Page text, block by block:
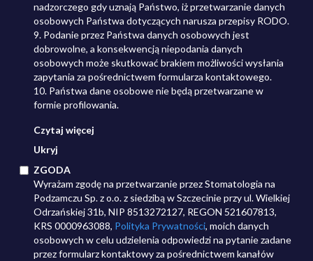
nadzorczego gdy uznają Państwo, iż przetwarzanie danych
osobowych Państwa dotyczących narusza przepisy RODO.
9. Podanie przez Państwa danych osobowych jest
dobrowolne, a konsekwencją niepodania danych
osobowych może skutkować brakiem możliwości wysłania
zapytania za pośrednictwem formularza kontaktowego.
10. Państwa dane osobowe nie będą przetwarzane w
formie profilowania.
Czytaj więcej
Ukryj
ZGODA
Wyrażam zgodę na przetwarzanie przez Stomatologia na
Podzamczu Sp. z o.o. z siedzibą w Szczecinie przy ul. Wielkiej
Odrzańskiej 31b, NIP 8513272127, REGON 521607813,
KRS 0000963088, Polityka Prywatności, moich danych
osobowych w celu udzielenia odpowiedzi na pytanie zadane
przez formularz kontaktowy za pośrednictwem kanałów